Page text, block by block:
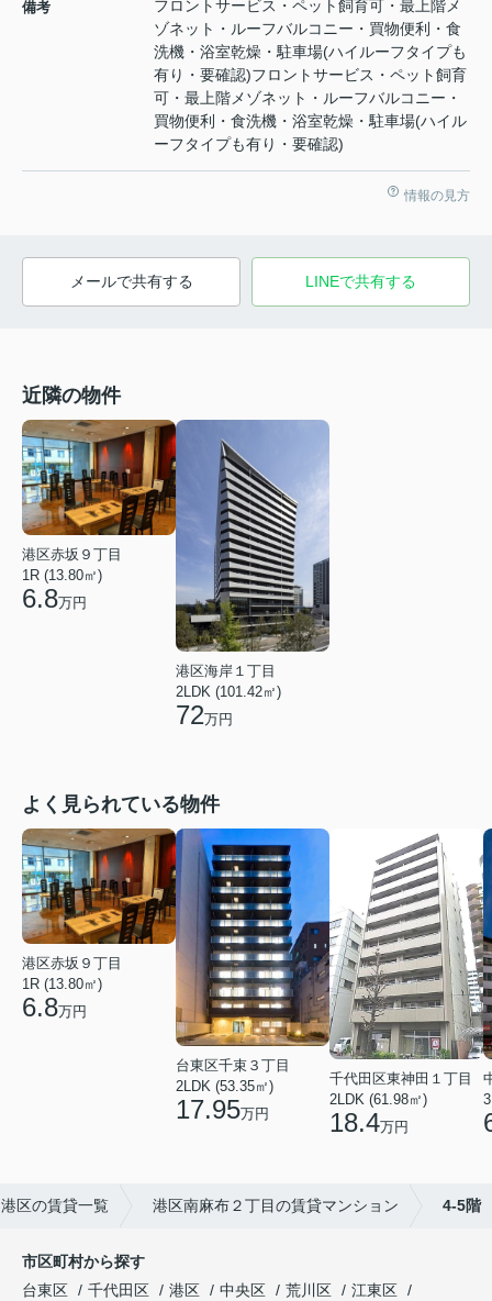
備考
フロントサービス・ペット飼育可・最上階メ
ゾネット・ルーフバルコニー・買物便利・食
洗機・浴室乾燥・駐車場(ハイルーフタイプも
有り・要確認)フロントサービス・ペット飼育
可・最上階メゾネット・ルーフバルコニー・
買物便利・食洗機・浴室乾燥・駐車場(ハイル
ーフタイプも有り・要確認)
情報の見方
メールで共有する LINEで共有する
近隣の物件
港区赤坂９丁目
1R (13.80㎡)
6.8万円
港区海岸１丁目
2LDK (101.42㎡)
72万円
よく見られている物件
港区赤坂９丁目
1R (13.80㎡)
6.8万円
台東区千束３丁目
2LDK (53.35㎡)
17.95万円
千代田区東神田１丁目
2LDK (61.98㎡)
18.4万円
港区の賃貸一覧 港区南麻布２丁目の賃貸マンション 4-5階
市区町村から探す
台東区
千代田区 港区 中央区 荒川区
江東区